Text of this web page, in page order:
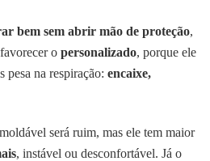
bem sem abrir mão de proteção,
o personalizado, porque ele
pesa na respiração: encaixe,
será ruim, mas ele tem maior
, instável ou desconfortável. Já o